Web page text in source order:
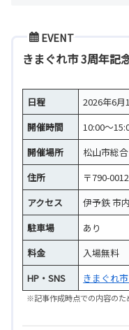
EVENT
きまぐれ市 3周年記
日程
2026年6月
開催時間
10:00～
開催場所
松山市総
住所
〒790-
アクセス
伊予鉄 市
駐車場
あり
料金
入場無料
HP・SNS
きまぐれ
※記事作成時点での内容のた